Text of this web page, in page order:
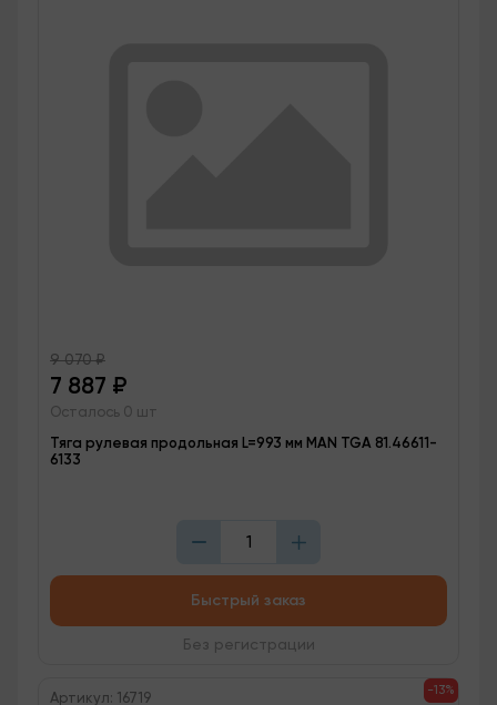
9 070₽
7 887 ₽
Осталось 0 шт
Тяга рулевая продольная L=993 мм MAN TGA 81.46611-
6133
Быстрый заказ
Без регистрации
-13%
Артикул: 16719